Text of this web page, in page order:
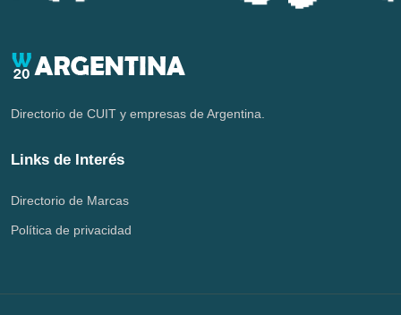
Directorio de CUIT y empresas de Argentina.
Links de Interés
Directorio de Marcas
Política de privacidad